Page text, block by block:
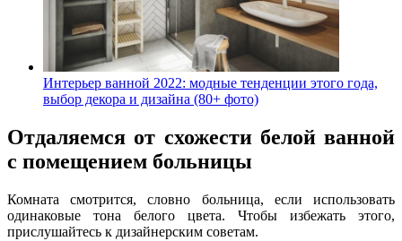
Интерьер ванной 2022: модные тенденции этого года,
выбор декора и дизайна (80+ фото)
Отдаляемся от схожести белой ванной
с помещением больницы
Комната смотрится, словно больница, если использовать
одинаковые тона белого цвета. Чтобы избежать этого,
прислушайтесь к дизайнерским советам.